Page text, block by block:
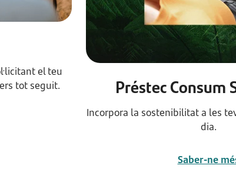
el teu
tot seguit.
Préstec Consum
Incorpora la sostenibilitat a les
dia.
Saber-ne